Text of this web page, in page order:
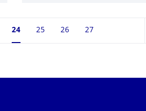
Seite 24, aktuell ausgewählt
24 25 26 27